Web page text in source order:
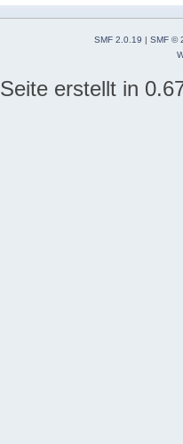
SMF 2.0.19 | SMF ©
Seite erstellt in